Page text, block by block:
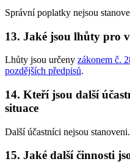
Správní poplatky nejsou
13. Jaké jsou lhůty pro
Lhůty jsou určeny zákonem č.
pozdějších předpisů.
14. Kteří jsou další
situace
Další účastníci nejsou stanoveni.
15. Jaké další činnosti